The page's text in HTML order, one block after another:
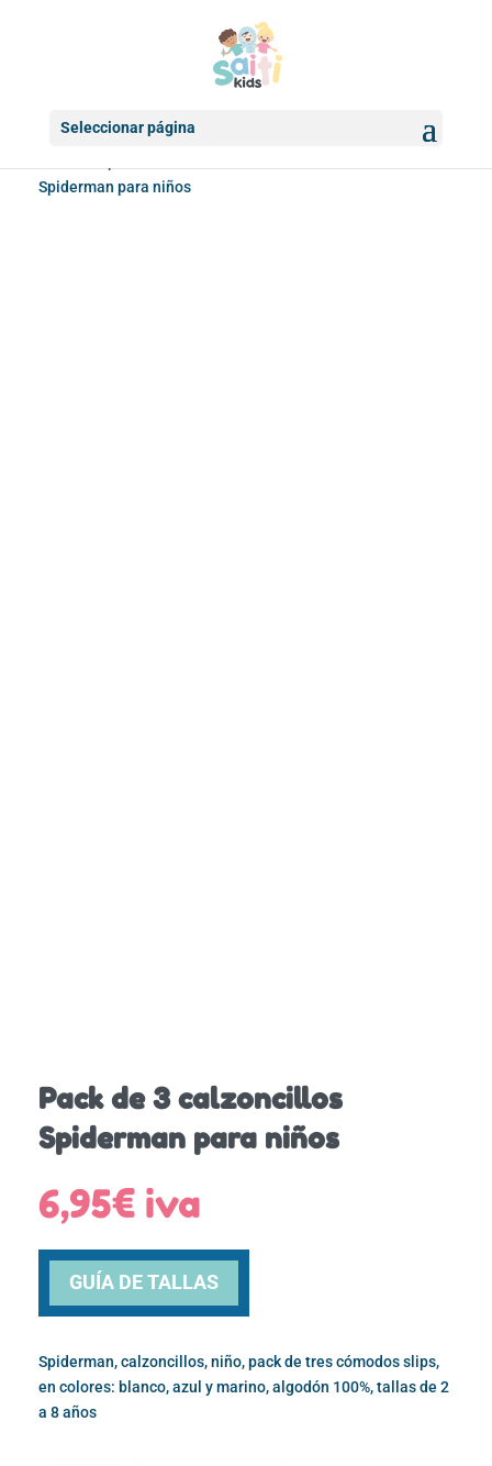
Seleccionar página
Spiderman para niños
Pack de 3 calzoncillos
Spiderman para niños
6,95€ iva
GUÍA DE TALLAS
Spiderman, calzoncillos, niño, pack de tres cómodos slips,
en colores: blanco, azul y marino, algodón 100%, tallas de 2
a 8 años